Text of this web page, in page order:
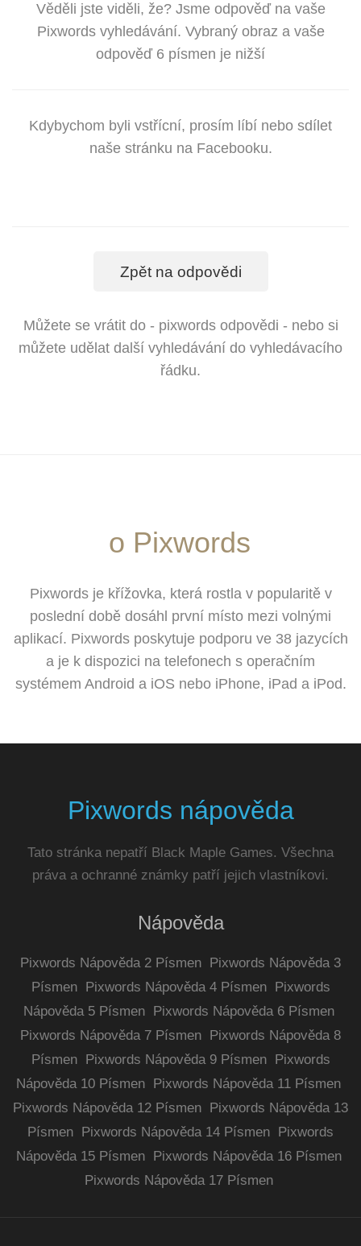
Věděli jste viděli, že? Jsme odpověď na vaše
Pixwords vyhledávání. Vybraný obraz a vaše
odpověď 6 písmen je nižší
Kdybychom byli vstřícní, prosím líbí nebo sdílet
naše stránku na Facebooku.
Zpět na odpovědi
Můžete se vrátit do - pixwords odpovědi - nebo si
můžete udělat další vyhledávání do vyhledávacího
řádku.
o Pixwords
Pixwords je křížovka, která rostla v popularitě v
poslední době dosáhl první místo mezi volnými
aplikací. Pixwords poskytuje podporu ve 38 jazycích
a je k dispozici na telefonech s operačním
systémem Android a iOS nebo iPhone, iPad a iPod.
Pixwords nápověda
Tato stránka nepatří Black Maple Games. Všechna
práva a ochranné známky patří jejich vlastníkovi.
Nápověda
Pixwords Nápověda 2 Písmen Pixwords Nápověda 3
Písmen
Pixwords Nápověda 4 Písmen
Pixwords
Nápověda 5 Písmen
Pixwords Nápověda 6 Písmen
Pixwords Nápověda 7 Písmen Pixwords Nápověda 8
Písmen
Pixwords Nápověda 9 Písmen
Pixwords
Nápověda 10 Písmen Pixwords Nápověda 11 Písmen
Pixwords Nápověda 12 Písmen Pixwords Nápověda 13
Písmen Pixwords Nápověda 14 Písmen Pixwords
Nápověda 15 Písmen
Pixwords Nápověda 16 Písmen
Pixwords Nápověda 17 Písmen